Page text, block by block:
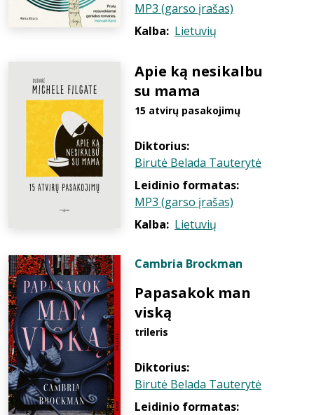
MP3 (garso įrašas)
Kalba: Lietuvių
Apie ką nesikalbu
su mama
15 atvirų pasakojimų
Diktorius:
Birutė Belada Tauterytė
Leidinio formatas:
MP3 (garso įrašas)
Kalba: Lietuvių
Cambria Brockman
Papasakok man
viską
trileris
Diktorius:
Birutė Belada Tauterytė
Leidinio formatas: